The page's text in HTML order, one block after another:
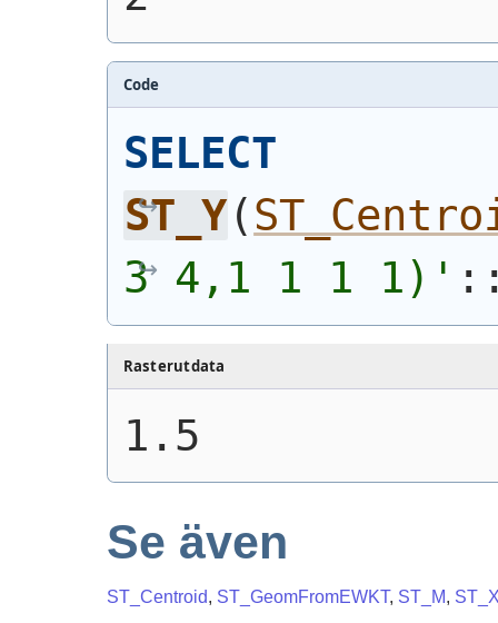
Code
SELECT
ST_Y (
3 4,1 1 1 1)'
Rasterutdata
1.5
Se även
ST_Centroid, ST_GeomFromEWKT, ST_M,